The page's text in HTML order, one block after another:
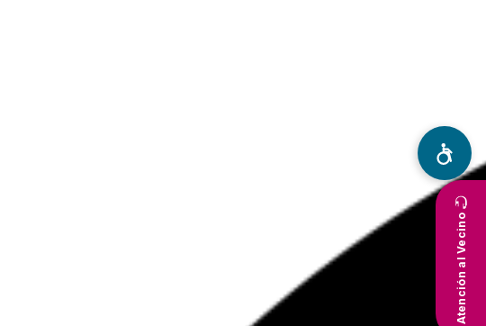
Atención al Vecino